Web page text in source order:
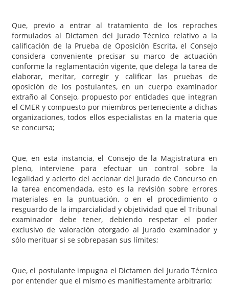
Que, previo a entrar al tratamiento de los reproches
formulados al Dictamen del Jurado Técnico relativo a la
calificación de la Prueba de Oposición Escrita, el Consejo
considera conveniente precisar su marco de actuación
conforme la reglamentación vigente, que delega la tarea de
elaborar, meritar, corregir y calificar las pruebas de
oposición de los postulantes, en un cuerpo examinador
extraño al Consejo, propuesto por entidades que integran
el CMER y compuesto por miembros perteneciente a dichas
organizaciones, todos ellos especialistas en la materia que
se concursa;
Que, en esta instancia, el Consejo de la Magistratura en
pleno, interviene para efectuar un control sobre la
legalidad y acierto del accionar del Jurado de Concurso en
la tarea encomendada, esto es la revisión sobre errores
materiales en la puntuación, o en el procedimiento o
resguardo de la imparcialidad y objetividad que el Tribunal
examinador debe tener, debiendo respetar el poder
exclusivo de valoración otorgado al jurado examinador y
sólo merituar si se sobrepasan sus límites;
Que, el postulante impugna el Dictamen del Jurado Técnico
por entender que el mismo es manifiestamente arbitrario;